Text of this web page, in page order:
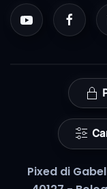
Pixed di